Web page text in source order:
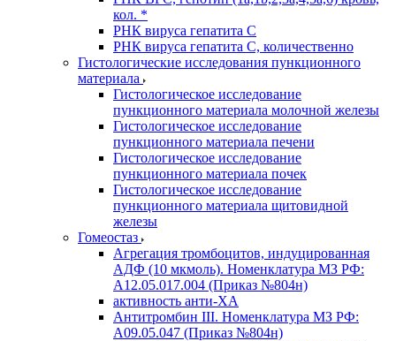
кол. *
РНК вируса гепатита C
РНК вируса гепатита C, количественно
Гистологические исследования пункционного
материала
Гистологическое исследование
пункционного материала молочной железы
Гистологическое исследование
пункционного материала печени
Гистологическое исследование
пункционного материала почек
Гистологическое исследование
пункционного материала щитовидной
железы
Гомеостаз
Агрегация тромбоцитов, индуцированная
АДФ (10 мкмоль). Номенклатура МЗ РФ:
A12.05.017.004 (Приказ №804н)
активность анти-ХА
Антитромбин III. Номенклатура МЗ РФ:
A09.05.047 (Приказ №804н)